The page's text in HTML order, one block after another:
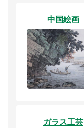
中国絵画
ガラス工芸